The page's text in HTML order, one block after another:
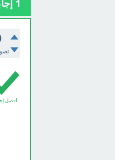
1
أفضل